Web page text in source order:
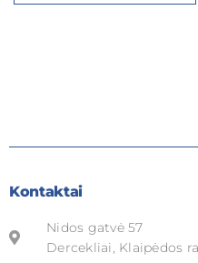
Kontaktai
Nidos gatvė 57
Dercekliai, Klaipėdos